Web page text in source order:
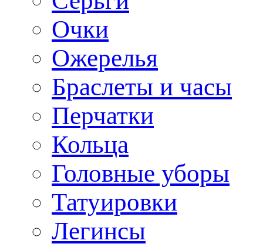
Очки
Ожерелья
Браслеты и часы
Перчатки
Кольца
Головные уборы
Татуировки
Легинсы